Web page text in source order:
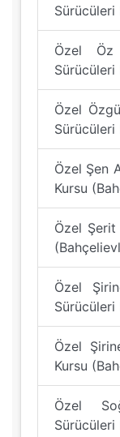
Sürücüleri
Özel Öz
Sürücüleri
Özel
Sürücüleri
Özel Şen
Kursu
Özel Şerit
Özel
Sürücüleri
Özel
Kursu
Özel
Sürücüleri